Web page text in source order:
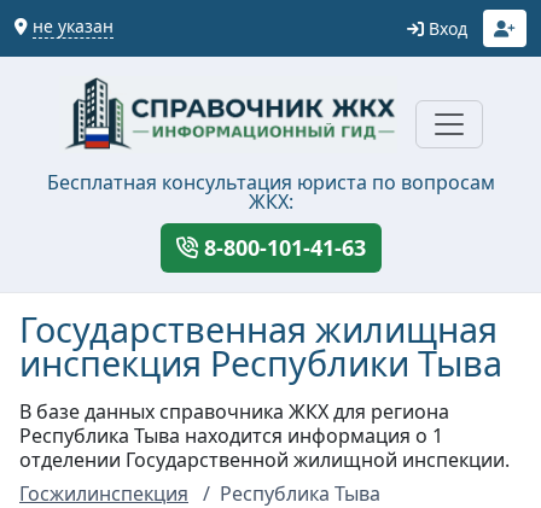
не указан Вход
Бесплатная консультация юриста по вопросам
ЖКХ:
8-800-101-41-63
Государственная жилищная
инспекция Республики Тыва
В базе данных справочника ЖКХ для региона
Республика Тыва находится информация о 1
отделении Государственной жилищной инспекции.
Госжилинспекция
Республика Тыва